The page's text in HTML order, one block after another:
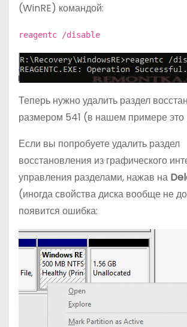
(WinRE) командой:
reagentc /disable
Теперь нужно удалить раздел
размером 541 (в нашем примере
Если вы попробуете удалить раздел
восстановления из графического
управления разделами, нажав на
(иногда свойства диска вообще не
появится ошибка: